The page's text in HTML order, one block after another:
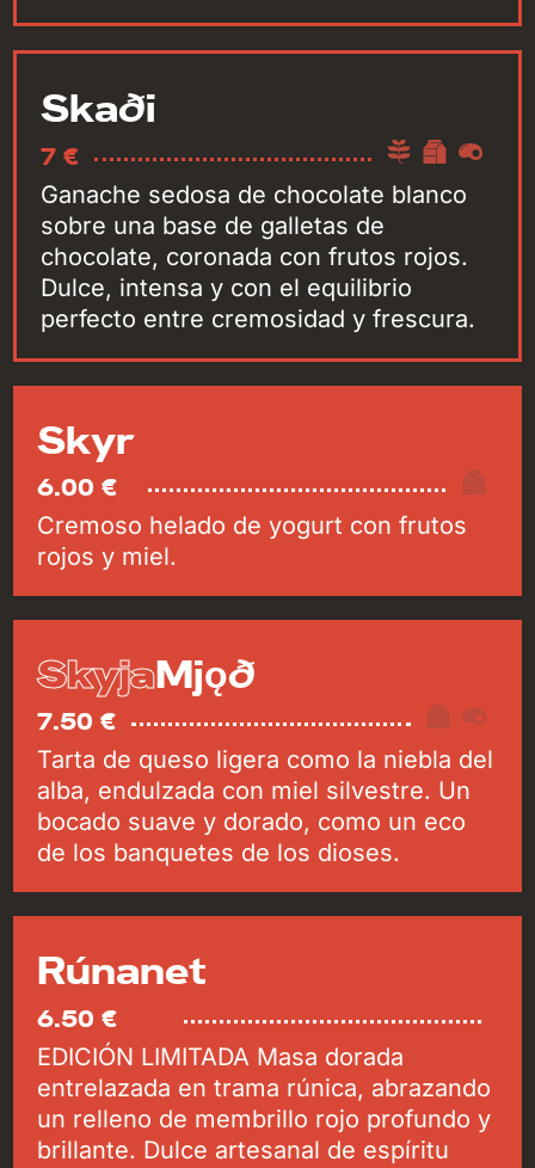
Skaði
7 €
Ganache sedosa de chocolate blanco
sobre una base de galletas de
chocolate, coronada con frutos rojos.
Dulce, intensa y con el equilibrio
perfecto entre cremosidad y frescura.
Skyr
6.00 €
Cremoso helado de yogurt con frutos
rojos y miel.
SkyjaMjǫð
7.50 €
Tarta de queso ligera como la niebla del
alba, endulzada con miel silvestre. Un
bocado suave y dorado, como un eco
de los banquetes de los dioses.
Rúnanet
6.50 €
EDICIÓN LIMITADA Masa dorada
entrelazada en trama rúnica, abrazando
un relleno de membrillo rojo profundo y
brillante. Dulce artesanal de espíritu